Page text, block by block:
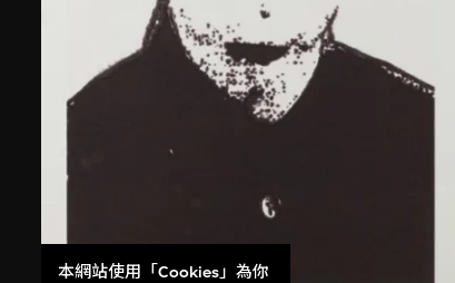
本網站使用「Cookies」為你